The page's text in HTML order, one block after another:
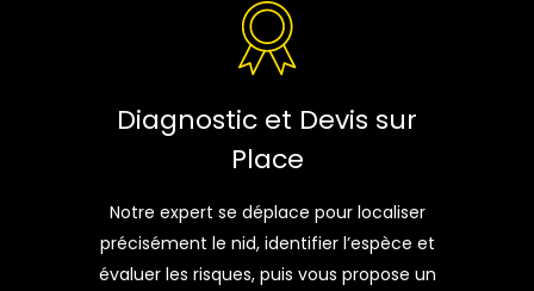
Diagnostic et Devis sur
Place
Notre expert se déplace pour localiser
précisément le nid, identifier l’espèce et
évaluer les risques, puis vous propose un